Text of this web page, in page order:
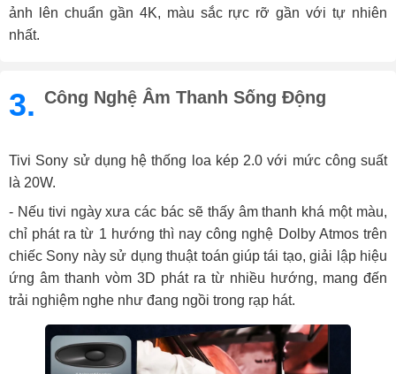
ảnh lên chuẩn gần 4K, màu sắc rực rỡ gần với tự nhiên
nhất.
3. Công Nghệ Âm Thanh Sống Động
Tivi Sony sử dụng hệ thống loa kép 2.0 với mức công suất
là 20W.
- Nếu tivi ngày xưa các bác sẽ thấy âm thanh khá một màu,
chỉ phát ra từ 1 hướng thì nay công nghệ Dolby Atmos trên
chiếc Sony này sử dụng thuật toán giúp tái tạo, giải lập hiệu
ứng âm thanh vòm 3D phát ra từ nhiều hướng, mang đến
trải nghiệm nghe như đang ngồi trong rạp hát.